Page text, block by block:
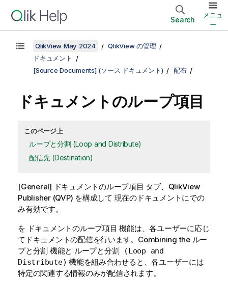
Search
メニュ
ー
QlikView May 2024
QlikView の管理
ドキュメント
[Source Documents] (ソース ドキュメント)
配布
ドキュメントのループ項目
このページ上
ループと分割 (Loop and Distribute)
配信先 (Destination)
[General] ドキュメントのループ項目 タブ、QlikView
Publisher (QVP) を構成して 現在のドキュメントにでの
み有効です。
を ドキュメントのループ項目 機能は、各ユーザーに応じ
てドキュメントの配信を行います。Combining the ルー
プと分割 機能と ループと分割 (Loop and
Distribute) 機能を組み合わせると、各ユーザーには
特定の関連する情報のみが配信されます。